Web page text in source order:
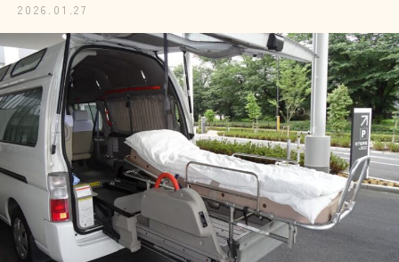
2026.01.27